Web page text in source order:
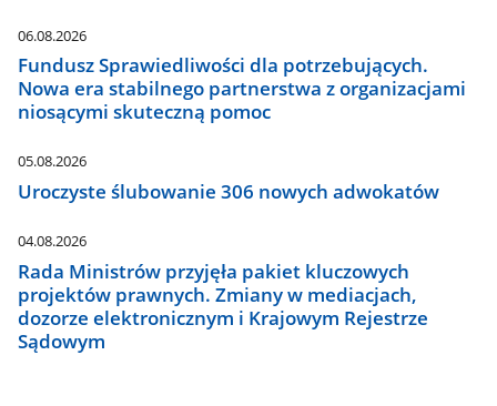
06.08.2026
Fundusz Sprawiedliwości dla potrzebujących.
Nowa era stabilnego partnerstwa z organizacjami
niosącymi skuteczną pomoc
05.08.2026
Uroczyste ślubowanie 306 nowych adwokatów
04.08.2026
Rada Ministrów przyjęła pakiet kluczowych
projektów prawnych. Zmiany w mediacjach,
dozorze elektronicznym i Krajowym Rejestrze
Sądowym